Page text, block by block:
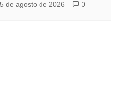
5 de agosto de 2026 0